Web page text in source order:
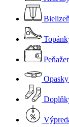
Bielizeň
Opasky